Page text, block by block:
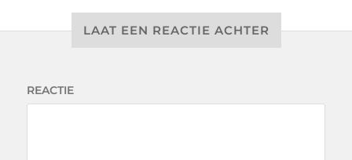
LAAT EEN REACTIE ACHTER
REACTIE